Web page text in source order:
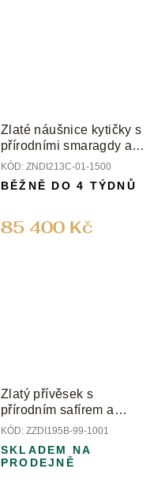
Zlaté náušnice kytičky s
přírodními smaragdy a
diamanty
KÓD: ZNDI213C-01-1500
85 400 Kč
BĚŽNĚ DO 4 TÝDNŮ
Zlatý přívěsek s
přírodním safírem a
diamanty
KÓD: ZZDI195B-99-1001
SKLADEM NA
PRODEJNĚ